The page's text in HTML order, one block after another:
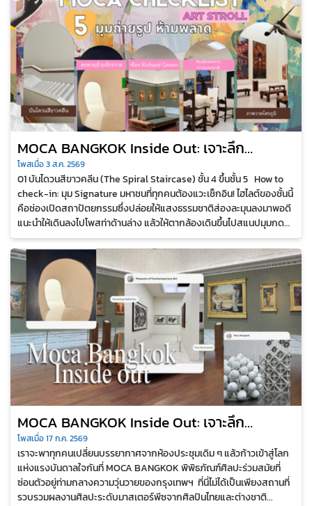
MOCA BANGKOK Inside Out: เจาะลึก
นิทรรศการถาวรและพื้นที่หมุนเวียนที่คุณอาจยัง
ไม่เคยรู้
โพสเมื่อ 3 ส.ค. 2569
01 บันไดวนสีขาวคลีน (The Spiral Staircase) ชั้น 4 ขึ้นชั้น 5 How to
check-in: มุม Signature มหาชนที่ทุกคนต้องแวะเช็กอิน! ไฮไลต์ของชั้นนี้
คือช่องเปิดสถาปัตยกรรมซึ่งปล่อยให้แสงธรรมชาติส่องละมุนลงมาพอดี
แนะนำให้เดินลงไปโพสท่าด้านล่าง แล้วให้ตากล้องเดินขึ้นไปสแนปมุมกด
(Down...
MOCA BANGKOK Inside Out: เจาะลึก
นิทรรศการถาวรและพื้นที่หมุนเวียนที่คุณอาจยัง
ไม่เคยรู้
โพสเมื่อ 17 ก.ค. 2569
เราจะพาทุกคนเปลี่ยนบรรยากาศจากห้องประชุมเดิม ๆ แล้วก้าวเข้าสู่โลก
แห่งแรงบันดาลใจกันที่ MOCA BANGKOK พิพิธภัณฑ์ศิลปะร่วมสมัยที่
ซ่อนตัวอยู่ท่ามกลางความวุ่นวายของกรุงเทพฯ ที่นี่ไม่ได้เป็นเพียงสถานที่
รวบรวมผลงานศิลปะระดับมาสเตอร์พีซจากศิลปินไทยและต่างชาติ...